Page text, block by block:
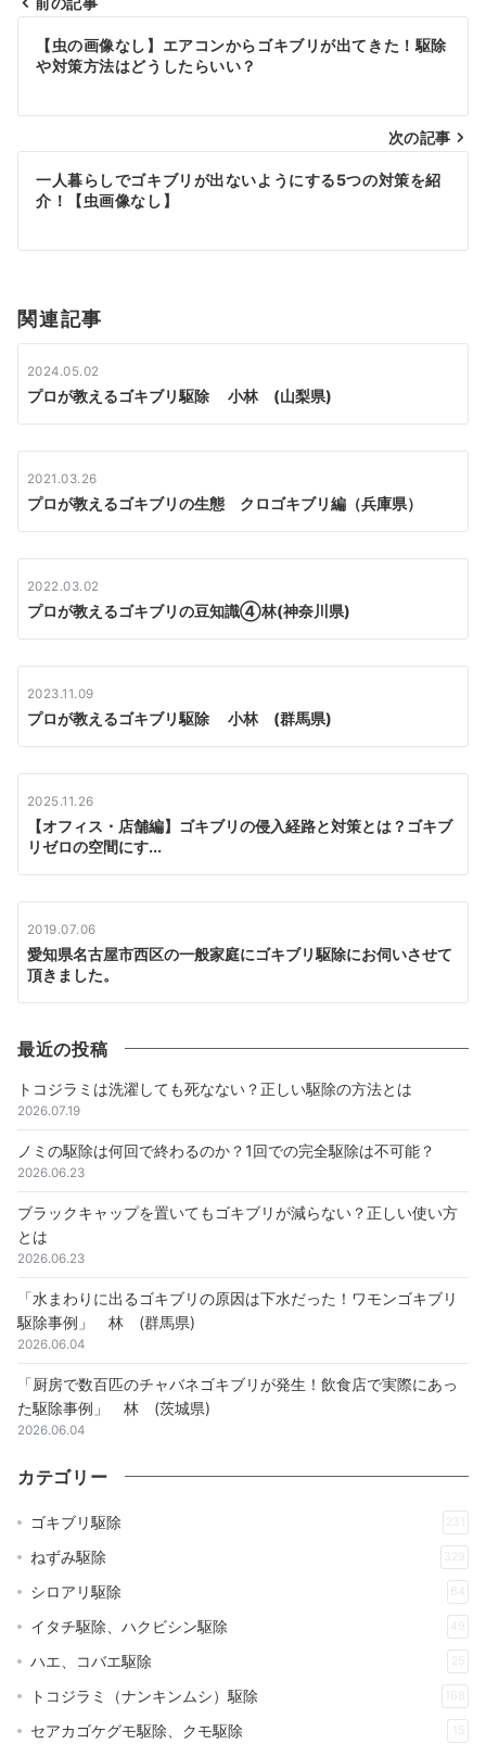
稿
ナ
ビ
ゲ
ョ
ン
【虫の画像なし】エアコンからゴキブリが出てきた！駆除
や対策方法はどうしたらいい？
次の記事
一人暮らしでゴキブリが出ないようにする5つの対策を紹
介！【虫画像なし】
関連記事
2024.05.02
プロが教えるゴキブリ駆除 小林 (山梨県)
2021.03.26
プロが教えるゴキブリの生態 クロゴキブリ編（兵庫県）
2022.03.02
プロが教えるゴキブリの豆知識④林(神奈川県)
2023.11.09
プロが教えるゴキブリ駆除 小林 (群馬県)
2025.11.26
【オフィス・店舗編】ゴキブリの侵入経路と対策とは？ゴキブ
リゼロの空間にす...
2019.07.06
愛知県名古屋市西区の一般家庭にゴキブリ駆除にお伺いさせて
頂きました。
最近の投稿
トコジラミは洗濯しても死なない？正しい駆除の方法とは
2026.07.19
ノミの駆除は何回で終わるのか？1回での完全駆除は不可能？
2026.06.23
ブラックキャップを置いてもゴキブリが減らない？正しい使い方
とは
2026.06.23
「水まわりに出るゴキブリの原因は下水だった！ワモンゴキブリ
駆除事例」 林 (群馬県)
2026.06.04
「厨房で数百匹のチャバネゴキブリが発生！飲食店で実際にあっ
た駆除事例」 林 (茨城県)
2026.06.04
カテゴリー
ゴキブリ駆除 231
ねずみ駆除 329
シロアリ駆除 64
イタチ駆除、ハクビシン駆除 49
ハエ、コバエ駆除 25
トコジラミ（ナンキンムシ）駆除 168
セアカゴケグモ駆除、クモ駆除 15